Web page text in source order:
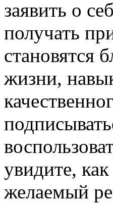
заявить о
получать
становятся
жизни,
увидите,
желаемый